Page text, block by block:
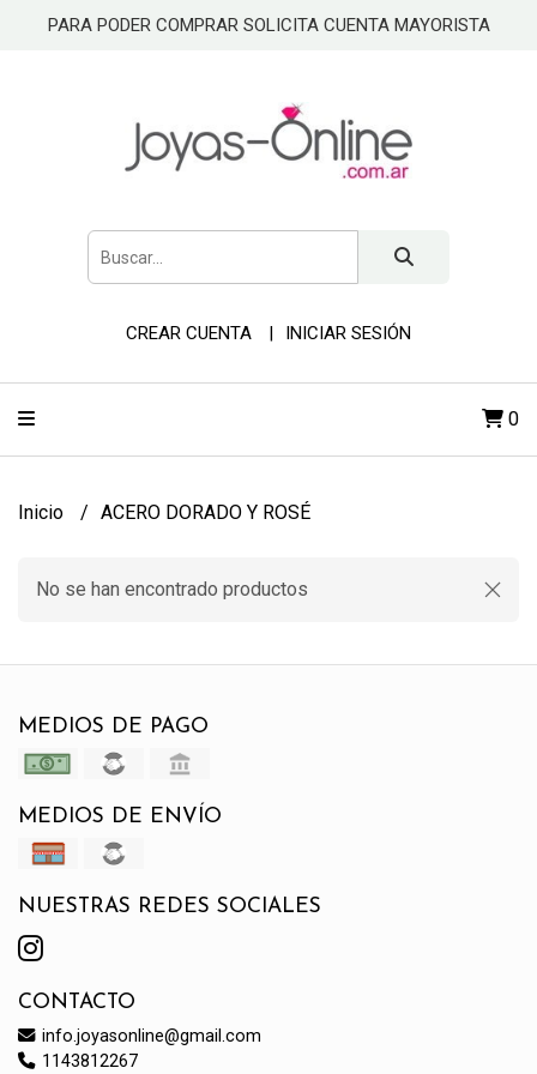
PARA PODER COMPRAR SOLICITA CUENTA MAYORISTA
CREAR CUENTA INICIAR SESIÓN
0
Inicio ACERO DORADO Y ROSÉ
No se han encontrado productos
MEDIOS DE PAGO
MEDIOS DE ENVÍO
NUESTRAS REDES SOCIALES
CONTACTO
info.joyasonline@gmail.com
1143812267